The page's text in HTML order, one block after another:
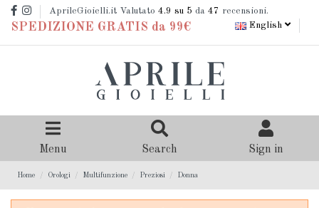
AprileGioielli.it Valutato 4.9 su 5 da 47 recensioni.
SPEDIZIONE GRATIS da 99€ English
Menu Search Sign in
Home Orologi Multifunzione Preziosi Donna